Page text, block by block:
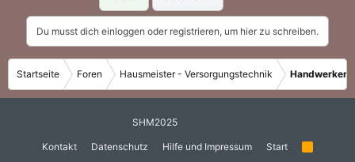
Du musst dich einloggen oder registrieren, um hier zu schreiben.
Startseite Foren Hausmeister - Versorgungstechnik Handwerker
SHM2025
Kontakt Datenschutz Hilfe und Impressum Start
R